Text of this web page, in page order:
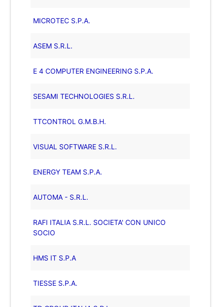
MICROTEC S.P.A.
ASEM S.R.L.
E 4 COMPUTER ENGINEERING S.P.A.
SESAMI TECHNOLOGIES S.R.L.
TTCONTROL G.M.B.H.
VISUAL SOFTWARE S.R.L.
ENERGY TEAM S.P.A.
AUTOMA - S.R.L.
RAFI ITALIA S.R.L. SOCIETA' CON UNICO
SOCIO
HMS IT S.P.A
TIESSE S.P.A.